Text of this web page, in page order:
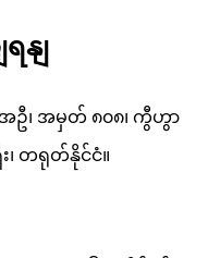
နျ
ဦ၊ အမှတ် ၈၀၈၊ ကွီဟွာ
၊ တရုတ်နိုင်ငံ။